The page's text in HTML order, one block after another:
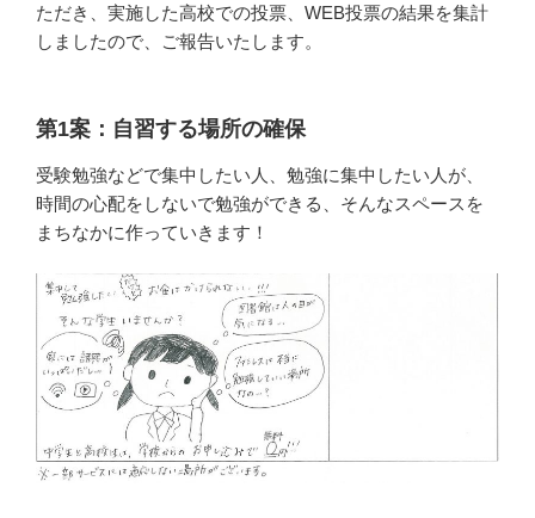
ただき、実施した高校での投票、WEB投票の結果を集計
しましたので、ご報告いたします。
第1案：自習する場所の確保
受験勉強などで集中したい人、勉強に集中したい人が、
時間の心配をしないで勉強ができる、そんなスペースを
まちなかに作っていきます！